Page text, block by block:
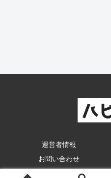
運営者情報
お問い合わせ